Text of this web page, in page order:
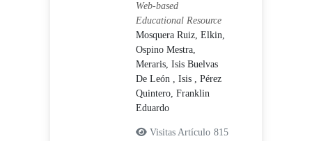
Web-based
Educational Resource
Mosquera Ruiz, Elkin,
Ospino Mestra,
Meraris, Isis Buelvas
De León , Isis , Pérez
Quintero, Franklin
Eduardo
Visitas Artículo 815